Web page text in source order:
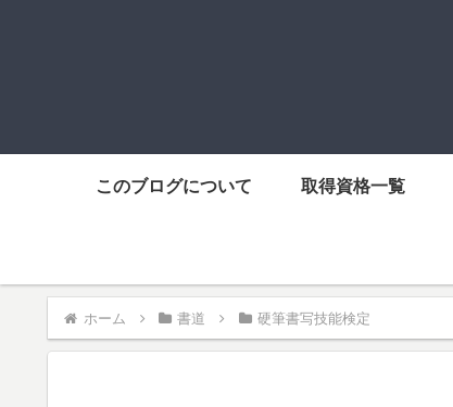
このブログについて 取得資格一覧
ホーム 書道 硬筆書写技能検定